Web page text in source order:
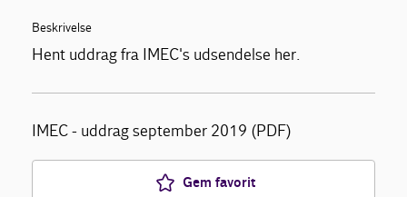
Personalejura
Kontakt
Beskrivelse
Hent uddrag fra IMEC's udsendelse her.
IMEC - uddrag september 2019 (PDF)
Gem favorit